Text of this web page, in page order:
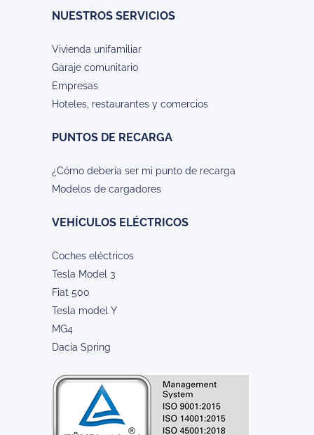
NUESTROS SERVICIOS
Vivienda unifamiliar
Garaje comunitario
Empresas
Hoteles, restaurantes y comercios
PUNTOS DE RECARGA
¿Cómo debería ser mi punto de recarga
Modelos de cargadores
VEHÍCULOS ELÉCTRICOS
Coches eléctricos
Tesla Model 3
Fiat 500
Tesla model Y
MG4
Dacia Spring